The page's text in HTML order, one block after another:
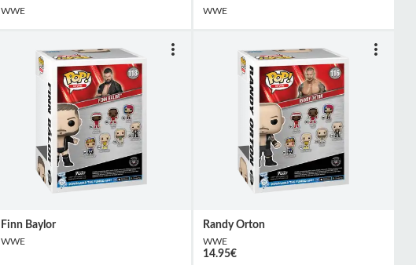
WWE WWE
Finn Baylor
WWE
Randy Orton
WWE
14.95€